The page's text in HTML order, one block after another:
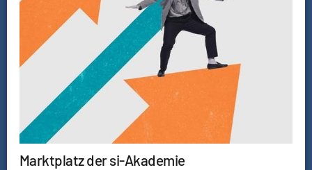
Marktplatz der si-Akademie